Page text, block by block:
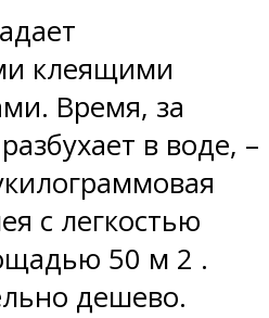
клеящими
Время, за
в воде, –
с легкостью
50 м 2 .
дешево.